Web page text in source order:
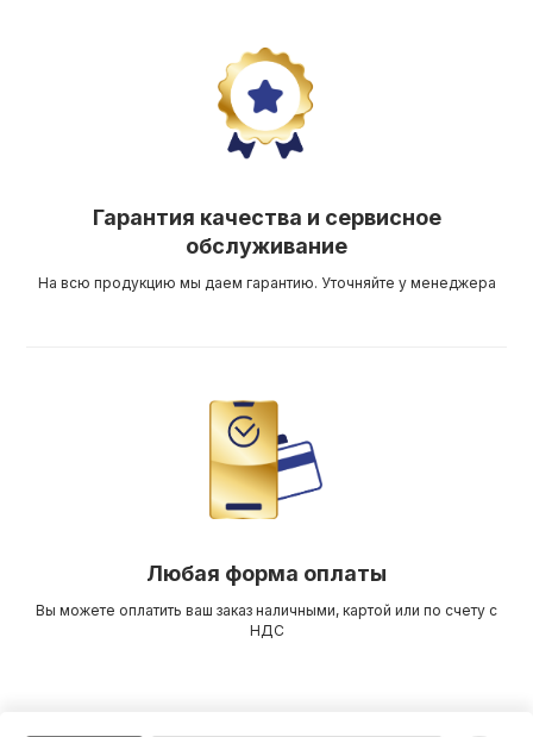
Гарантия качества и сервисное
обслуживание
На всю продукцию мы даем гарантию. Уточняйте у менеджера
Любая форма оплаты
Вы можете оплатить ваш заказ наличными, картой или по счету с
НДС